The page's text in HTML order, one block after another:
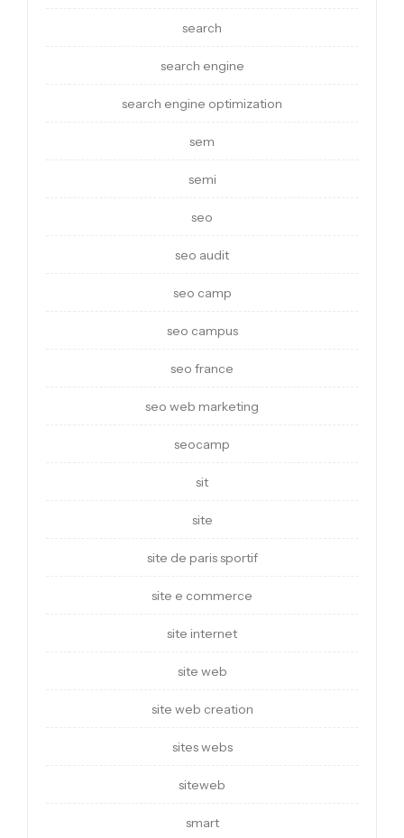
search
search engine
search engine optimization
sem
semi
seo
seo audit
seo camp
seo campus
seo france
seo web marketing
seocamp
sit
site
site de paris sportif
site e commerce
site internet
site web
site web creation
sites webs
siteweb
smart